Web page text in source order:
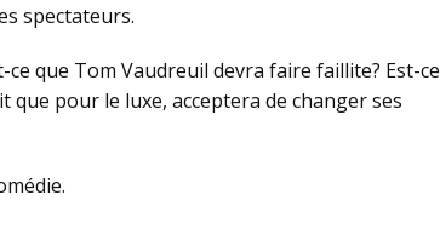
spectateurs.
que Tom Vaudreuil devra faire faillite? Est-ce
que pour le luxe, acceptera de changer ses